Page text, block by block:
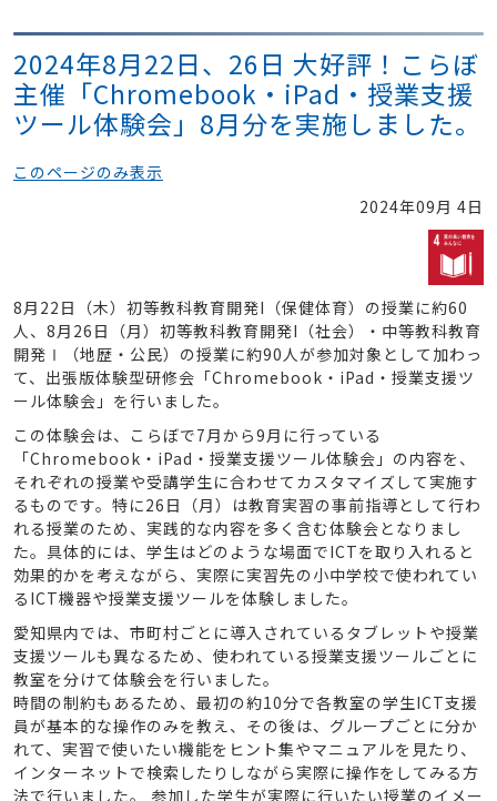
2024年8月22日、26日 大好評！こらぼ
主催「Chromebook・iPad・授業支援
ツール体験会」8月分を実施しました。
このページのみ表示
2024年09月 4日
8月22日（木）初等教科教育開発I（保健体育）の授業に約60
人、8月26日（月）初等教科教育開発I（社会）・中等教科教育
開発Ⅰ（地歴・公民）の授業に約90人が参加対象として加わっ
て、出張版体験型研修会「Chromebook・iPad・授業支援ツ
ール体験会」を行いました。
この体験会は、こらぼで7月から9月に行っている
「Chromebook・iPad・授業支援ツール体験会」の内容を、
それぞれの授業や受講学生に合わせてカスタマイズして実施す
るものです。特に26日（月）は教育実習の事前指導として行わ
れる授業のため、実践的な内容を多く含む体験会となりまし
た。具体的には、学生はどのような場面でICTを取り入れると
効果的かを考えながら、実際に実習先の小中学校で使われてい
るICT機器や授業支援ツールを体験しました。
愛知県内では、市町村ごとに導入されているタブレットや授業
支援ツールも異なるため、使われている授業支援ツールごとに
教室を分けて体験会を行いました。
時間の制約もあるため、最初の約10分で各教室の学生ICT支援
員が基本的な操作のみを教え、その後は、グループごとに分か
れて、実習で使いたい機能をヒント集やマニュアルを見たり、
インターネットで検索したりしながら実際に操作をしてみる方
法で行いました。 参加した学生が実際に行いたい授業のイメー